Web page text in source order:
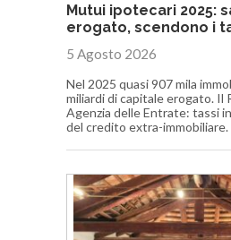
Mutui ipotecari 2025:
erogato, scendono i
5 Agosto 2026
Nel 2025 quasi 907 mila
miliardi di capitale erogato. Il
Agenzia delle Entrate: tassi
del credito extra-immobiliare.